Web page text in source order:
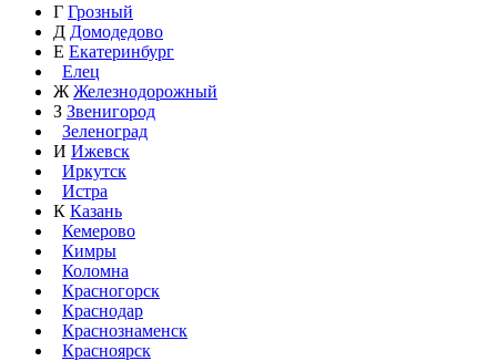
Г Грозный
Д Домодедово
Е Екатеринбург
Елец
Ж Железнодорожный
З Звенигород
Зеленоград
И Ижевск
Иркутск
Истра
К Казань
Кемерово
Кимры
Коломна
Красногорск
Краснодар
Краснознаменск
Красноярск